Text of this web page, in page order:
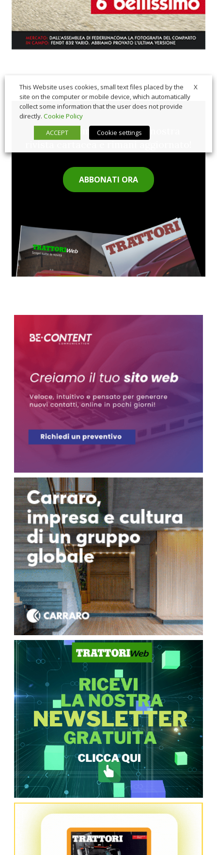
Sfoglia comodamente la nostra
rivista cartacea e rimani aggiornato!
ABBONATI ORA
X
This Website uses cookies, small text files placed by the
site on the computer or mobile device, which automatically
collect some information that the user does not provide
directly. Cookie Policy
ACCEPT
Cookie settings